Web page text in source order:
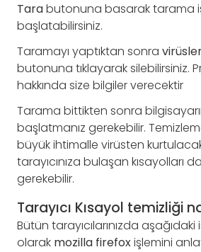
Tarabutonuna basarak tarama
başlatabilirsiniz.
Taramayı yaptıktan sonra
butonuna tıklayarak silebilirsiniz.
hakkında size bilgiler verecektir
Tarama bittikten sonra
başlatmanız gerekebilir.
büyük ihtimalle virüsten
tarayıcınıza bulaşan kısayolları
gerekebilir.
Tarayıcı Kısayol temizliği
Bütün tarayıcılarınızda
olarak mozilla firefoxişlemini